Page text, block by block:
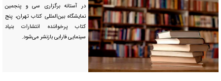
در آستانه برگزاری سی و پنجمین
نمایشگاه بین‌المللی کتاب تهران، پنج
کتاب پرخواننده انتشارات بنیاد
سینمایی فارابی بازنشر می‌شود.